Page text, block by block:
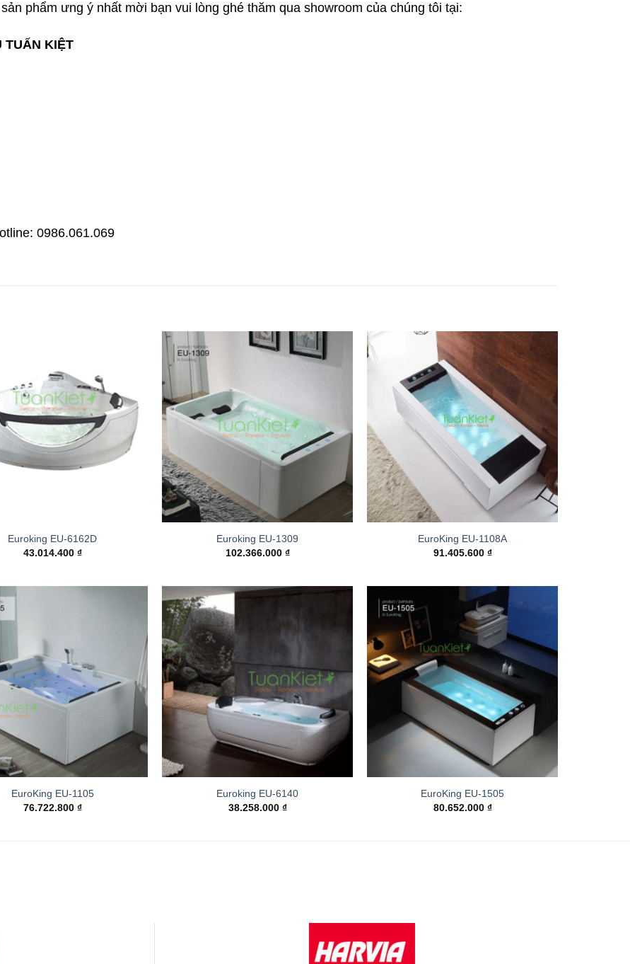
phẩm ưng ý nhất mời bạn vui lòng ghé thăm qua showroom của chúng tôi tại:
TUẤN KIỆT
0986.061.069
Euroking EU-6162D
43.014.400 ₫
Add to
Euroking EU-1309
102.366.000 ₫
wishlist
EuroKing EU-1108A
91.405.600 ₫
EuroKing EU-1105
76.722.800 ₫
Euroking EU-6140
38.258.000 ₫
EuroKing EU-1505
80.652.000 ₫